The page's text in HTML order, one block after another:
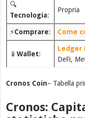
🔍
Tecnologia:
Propria
⚡Comprare: Come
📱 Wallet:
Ledger
DeFi,
Cronos Coin– Tabella
Cronos: